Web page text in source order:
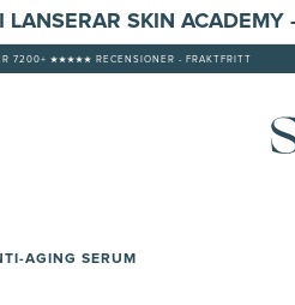
LANSERAR SKIN ACADEMY
7200+ ★★★★★ RECENSIONER - FRAKTFRITT
AGING SERUM